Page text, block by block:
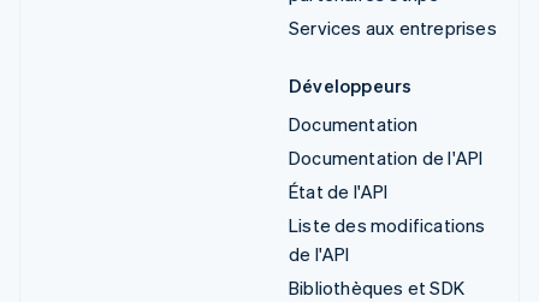
Services aux entreprises
Développeurs
Documentation
Documentation de l'API
État de l'API
Liste des modifications
de l'API
Bibliothèques et SDK